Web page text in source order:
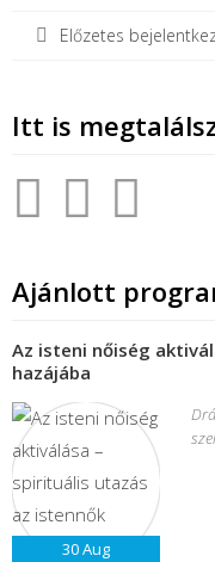
Előzetes
Itt is
Ajánlott
Az isteni nőiség
hazájába
30Aug